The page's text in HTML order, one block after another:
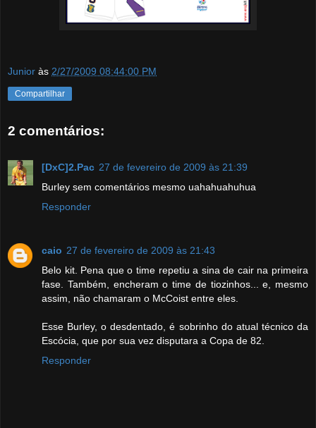
Junior às 2/27/2009 08:44:00 PM
Compartilhar
2 comentários:
[DxC]2.Pac 27 de fevereiro de 2009 às 21:39
Burley sem comentários mesmo uahahuahuhua
Responder
caio 27 de fevereiro de 2009 às 21:43
Belo kit. Pena que o time repetiu a sina de cair na primeira
fase. Também, encheram o time de tiozinhos... e, mesmo
assim, não chamaram o McCoist entre eles.
Esse Burley, o desdentado, é sobrinho do atual técnico da
Escócia, que por sua vez disputara a Copa de 82.
Responder